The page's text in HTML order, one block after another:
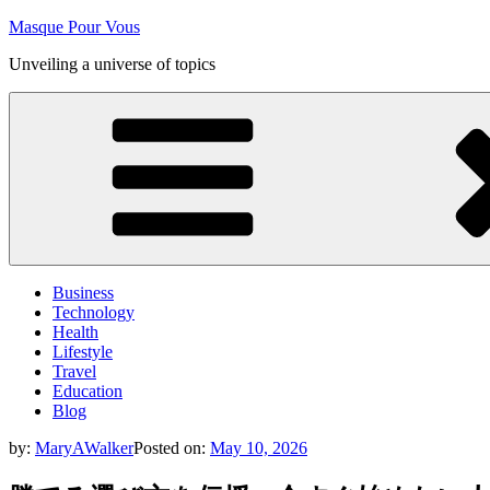
Skip
content
Masque Pour Vous
Unveiling a universe of topics
Business
Technology
Health
Lifestyle
Travel
Education
Blog
by: MaryAWalkerPosted on: May 10, 2026